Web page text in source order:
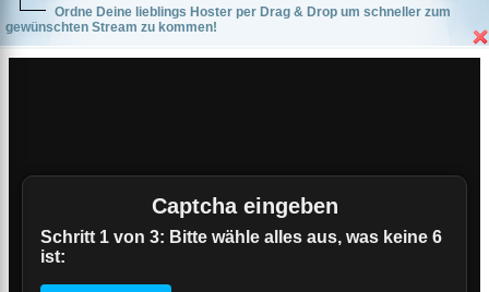
Ordne Deine lieblings Hoster per Drag & Drop um schneller zum
gewünschten Stream zu kommen!